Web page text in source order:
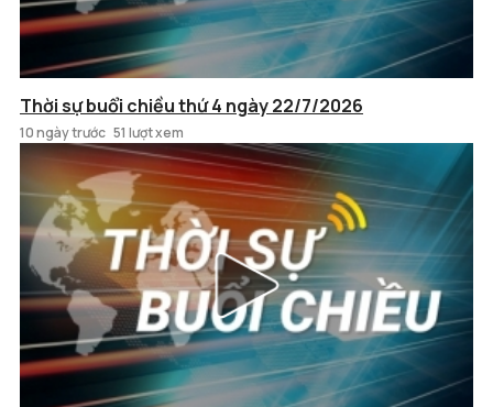
Thời sự buổi chiều thứ 4 ngày 22/7/2026
10 ngày trước 51 lượt xem